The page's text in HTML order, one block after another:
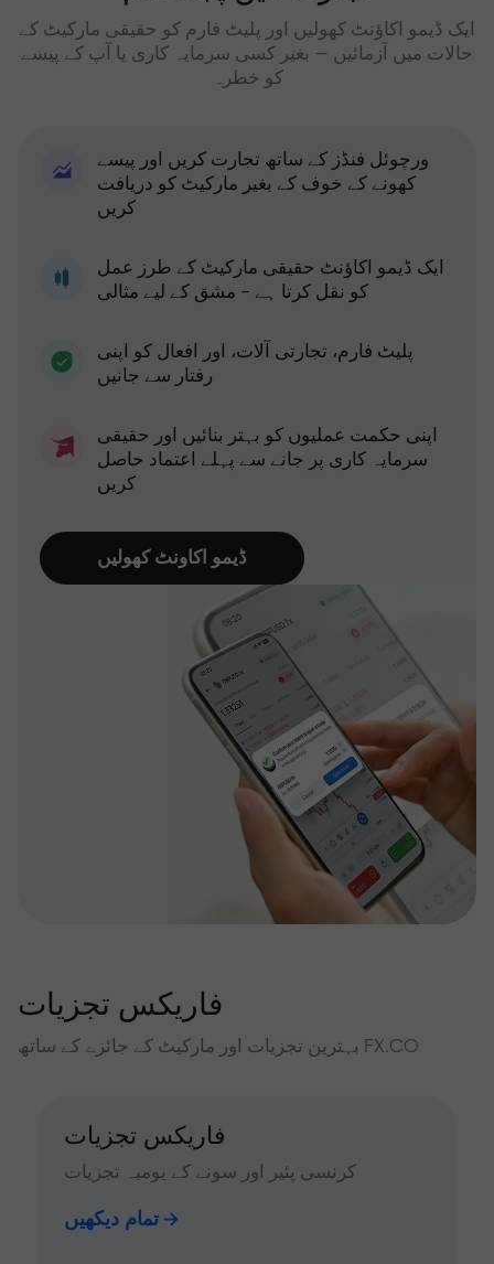
ایک ڈیمو اکاؤنٹ کھولیں اور پلیٹ فارم کو حقیقی مارکیٹ کے
حالات میں آزمائیں — بغیر کسی سرمایہ کاری یا آپ کے پیسے
کو خطرہ
ورچوئل فنڈز کے ساتھ تجارت کریں اور پیسے
کھونے کے خوف کے بغیر مارکیٹ کو دریافت
کریں
ایک ڈیمو اکاؤنٹ حقیقی مارکیٹ کے طرز عمل
کو نقل کرتا ہے - مشق کے لیے مثالی
پلیٹ فارم، تجارتی آلات، اور افعال کو اپنی
رفتار سے جانیں
اپنی حکمت عملیوں کو بہتر بنائیں اور حقیقی
سرمایہ کاری پر جانے سے پہلے اعتماد حاصل
کریں
ڈیمو اکاونٹ کھولیں
فاریکس تجزیات
بہترین تجزیات اور مارکیٹ کے جائزے کے ساتھ FX.CO
فاریکس تجزیات
کرنسی پئیر اور سونے کے یومیہ تجزیات
تمام دیکھیں